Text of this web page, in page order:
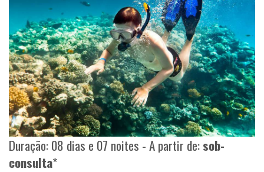
Duração: 08 dias e 07 noites - A partir de:sob-
consulta*